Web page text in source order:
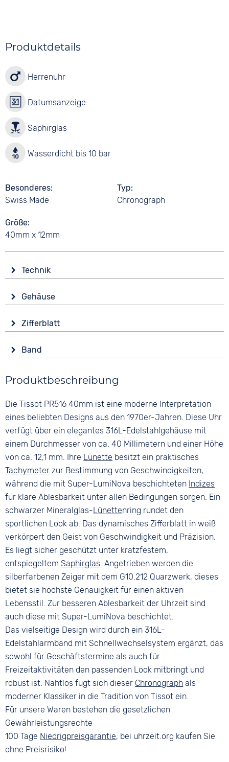
Produktdetails
Herrenuhr
Datumsanzeige
Saphirglas
Wasserdicht bis 10 bar
Besonderes
Swiss Made
Typ
Chronograph
Größe
40mm x 12mm
Technik
Batterie (Quarz)
Funktionen
Datumsanzeige
Leuchtzeiger / -ziffern
Wasserdicht
Gehäuse
Saphirglas
Form
Rund
Material
Farbe
Silber
Zifferblatt
Analog
Weiß
Ziffern
Keine
Band
Silber
Material
Bandschließe
Faltschließe
Produktbeschreibung
Die Tissot PR516 40mm ist eine moderne Interpretation
eines beliebten Designs aus den 1970er-Jahren. Diese Uhr
verfügt über ein elegantes 316L-Edelstahlgehäuse mit
einem Durchmesser von ca. 40 Millimetern und einer Höhe
von ca. 12,1 mm. Ihre Lünette besitzt ein praktisches
Tachymeter zur Bestimmung von Geschwindigkeiten,
während die mit Super-LumiNova beschichteten Indizes
für klare Ablesbarkeit unter allen Bedingungen sorgen. Ein
schwarzer Mineralglas-Lünettenring rundet den
sportlichen Look ab. Das dynamisches Zifferblatt in weiß
verkörpert den Geist von Geschwindigkeit und Präzision.
Es liegt sicher geschützt unter kratzfestem,
entspiegeltemSaphirglas. Angetrieben werden die
silberfarbenen Zeiger mit dem G10.212 Quarzwerk, dieses
bietet sie höchste Genauigkeit für einen aktiven
Lebensstil. Zur besseren Ablesbarkeit der Uhrzeit sind
auch diese mit Super-LumiNova beschichtet.
Das vielseitige Design wird durch ein 316L-
Edelstahlarmband mit Schnellwechselsystem ergänzt, das
sowohl für Geschäftstermine als auch für
Freizeitaktivitäten den passenden Look mitbringt und
robust ist. Nahtlos fügt sich dieser Chronograph als
moderner Klassiker in die Tradition von Tissot ein.
Für unsere Waren bestehen die gesetzlichen
Gewährleistungsrechte
100 Tage Niedrigpreisgarantie, bei uhrzeit.org kaufen Sie
ohne Preisrisiko!